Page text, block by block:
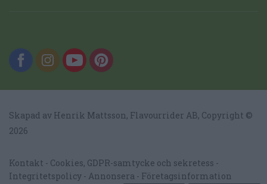
Skapad av Henrik Mattsson, Flavourrider AB, Copyright ©
2026
Kontakt
Cookies, GDPR-samtycke och sekretess
Integritetspolicy
Annonsera Företagsinformation